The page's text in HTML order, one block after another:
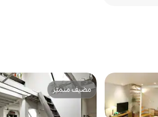
مضيف متميّز
مضيف متميّز